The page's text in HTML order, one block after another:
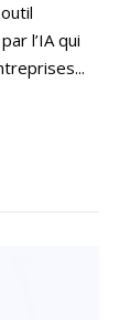
l’IA qui